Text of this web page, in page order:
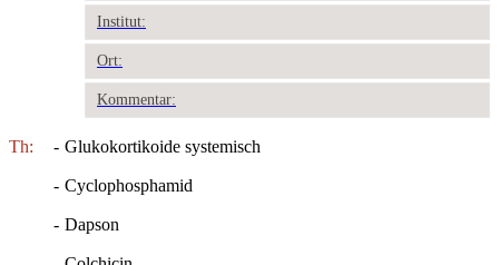
Institut:
Ort:
Kommentar:
Th: - Glukokortikoide systemisch
- Cyclophosphamid
- Dapson